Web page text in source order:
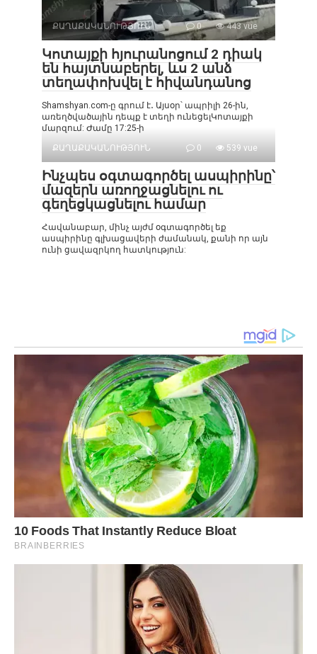
ՔԱՂԱՔԱԿԱՆՈՒԹՅՈՒՆ 0 443 vue
Կոտայքի հյուրանոցում 2 դիակ
են հայտնաբերել, ևս 2 անձ
տեղափոխվել է հիվանդանոց
Shamshyan.com-ը գրում է․ Այսօր՝ ապրիլի 26-ին,
առեղծվածային դեպք է տեղի ունեցելԿոտայքի
մարզում: Ժամը 17:25-ի
ՔԱՂԱՔԱԿԱՆՈՒԹՅՈՒՆ
0 539 vue
Ինչպես օգտագործել ասպիրինը՝
մազերն առողջացնելու ու
գեղեցկացնելու համար
Հավանաբար, մինչ այժմ օգտագործել եք
ասպիրինը գլխացավերի ժամանակ, քանի որ այն
ունի ցավազրկող հատկություն: